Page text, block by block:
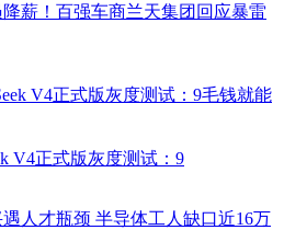
薪！百强车商兰天集团回应暴雷
V4正式版灰度测试：9